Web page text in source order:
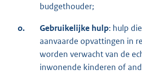
budgethouder;
o. Gebruikelijke hulp: hulp
aanvaarde opvattingen in
worden verwacht van de
inwonende kinderen of